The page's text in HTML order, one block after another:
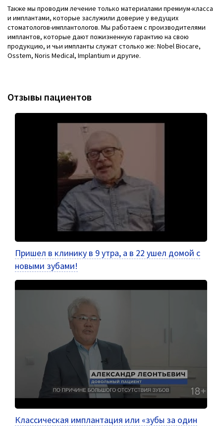
Также мы проводим лечение только материалами премиум-класса
и имплантами, которые заслужили доверие у ведущих
стоматологов-имплантологов. Мы работаем с производителями
имплантов, которые дают пожизненную гарантию на свою
продукцию, и чьи импланты служат столько же: Nobel Biocare,
Osstem, Noris Medical, Implantium и другие.
Отзывы пациентов
Пришел в клинику в 9 утра, а в 22 ушел домой с
новыми зубами!
Классическая имплантация или «зубы за один